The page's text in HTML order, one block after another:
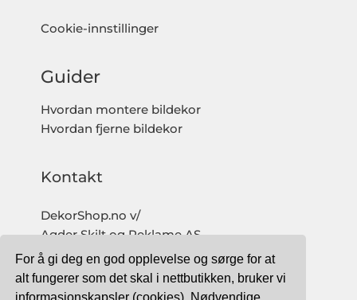
For å gi deg en god opplevelse og sørge for at
alt fungerer som det skal i nettbutikken, bruker vi
Cookie-innstillinger
Guider
Hvordan montere bildekor
Hvordan fjerne bildekor
Kontakt
DekorShop.no v/
Agder Skilt og Reklame AS
Org. nr: 997 633 016 MVA
salg@dekorshop.no